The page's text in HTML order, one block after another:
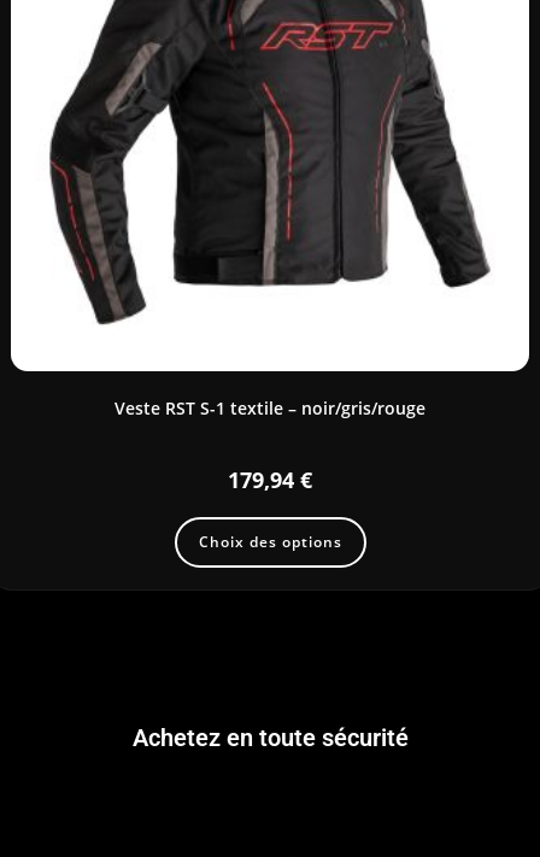
Veste RST S-1 textile – noir/gris/rouge
179,94 €
Choix des options
Achetez en toute sécurité